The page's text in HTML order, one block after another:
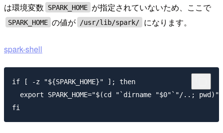
は環境変数
SPARK_HOME が指定されていないため、ここで
SPARK_HOME の値が /usr/lib/spark/ になります。
spark-shell
if [ -z "${SPARK_HOME}" ]; then
  export SPARK_HOME="$(cd "`dirname "$0"`"/..; pwd)"